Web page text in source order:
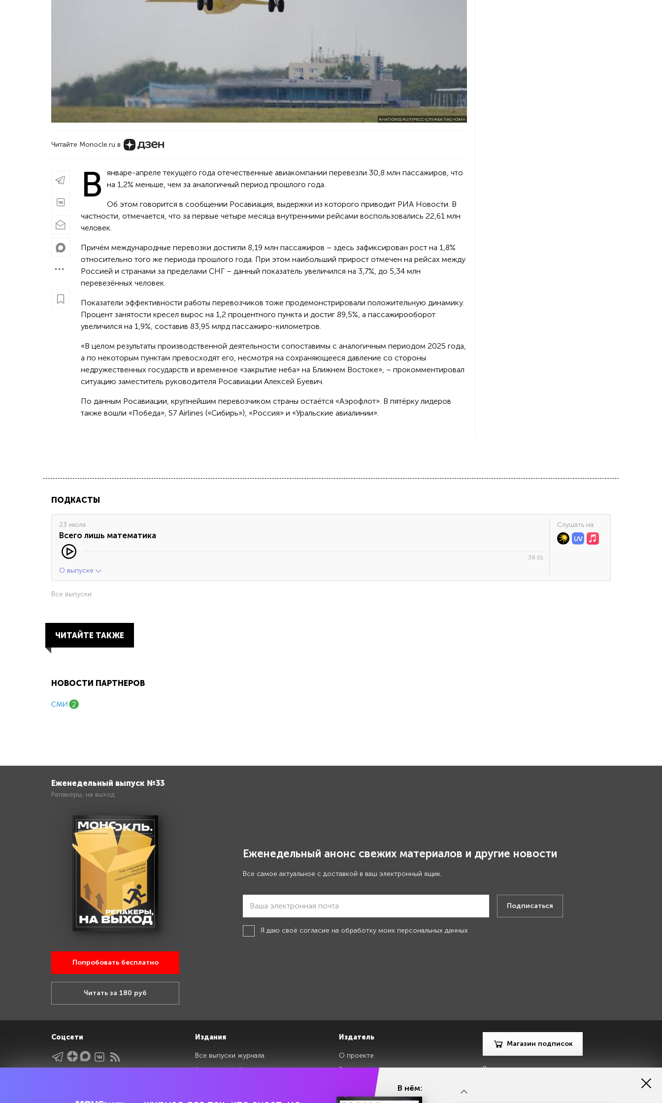
AVIATION21.RU/ПРЕСС-СЛУЖБА ПАО «ОАК».
Читайте Monocle.ru в
В
январе-апреле текущего года отечественные авиакомпании перевезли 30,8 млн пассажиров, что
на 1,2% меньше, чем за аналогичный период прошлого года.
Об этом говорится в сообщении Росавиация, выдержки из которого приводит РИА Новости. В
частности, отмечается, что за первые четыре месяца внутренними рейсами воспользовались 22,61 млн
человек.
Причём международные перевозки достигли 8,19 млн пассажиров – здесь зафиксирован рост на 1,8%
относительно того же периода прошлого года. При этом наибольший прирост отмечен на рейсах между
Россией и странами за пределами СНГ – данный показатель увеличился на 3,7%, до 5,34 млн
перевезённых человек.
Показатели эффективности работы перевозчиков тоже продемонстрировали положительную динамику.
Процент занятости кресел вырос на 1,2 процентного пункта и достиг 89,5%, а пассажирооборот
увеличился на 1,9%, составив 83,95 млрд пассажиро-километров.
«В целом результаты производственной деятельности сопоставимы с аналогичным периодом 2025 года,
а по некоторым пунктам превосходят его, несмотря на сохраняющееся давление со стороны
недружественных государств и временное «закрытие неба» на Ближнем Востоке», – прокомментировал
ситуацию заместитель руководителя Росавиации Алексей Буевич.
По данным Росавиации, крупнейшим перевозчиком страны остаётся «Аэрофлот». В пятёрку лидеров
также вошли «Победа», S7 Airlines («Сибирь»), «Россия» и «Уральские авиалинии».
ПОДКАСТЫ
23 июля
Всего лишь математика
38:01
О выпуске
Cлушать на:
Все выпуски
ЧИТАЙТЕ ТАКЖЕ
НОВОСТИ ПАРТНЕРОВ
Еженедельный выпуск №33
Репакеры, на выход
Попробовать бесплатно
Читать за 180 руб
Еженедельный анонс свежих материалов и другие новости
Все самое актуальное с доставкой в ваш электронный ящик.
Подписаться
Я даю своё согласие на обработку моих персональных данных
Соцсети Издания
Все выпуски журнала
Архив изданий
Издатель
О проекте
Редакция
Контакты
Магазин подписок
Рекламодателям
В нём: